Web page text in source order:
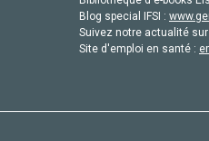
Blog special IFSI :
Suivez notre actualité
Site d'emploi en santé :